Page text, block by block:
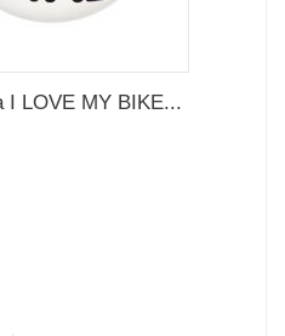
I LOVE MY BIKE...